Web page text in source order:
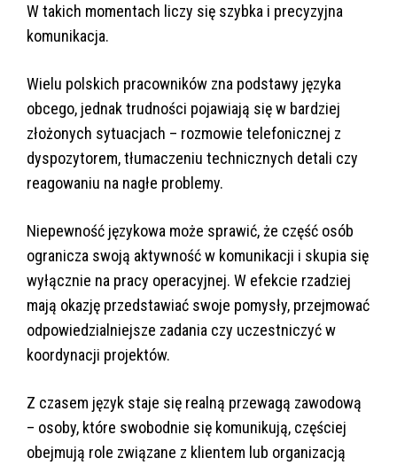
W takich momentach liczy się szybka i precyzyjna
komunikacja.
Wielu polskich pracowników zna podstawy języka
obcego, jednak trudności pojawiają się w bardziej
złożonych sytuacjach – rozmowie telefonicznej z
dyspozytorem, tłumaczeniu technicznych detali czy
reagowaniu na nagłe problemy.
Niepewność językowa może sprawić, że część osób
ogranicza swoją aktywność w komunikacji i skupia się
wyłącznie na pracy operacyjnej. W efekcie rzadziej
mają okazję przedstawiać swoje pomysły, przejmować
odpowiedzialniejsze zadania czy uczestniczyć w
koordynacji projektów.
Z czasem język staje się realną przewagą zawodową
– osoby, które swobodnie się komunikują, częściej
obejmują role związane z klientem lub organizacją